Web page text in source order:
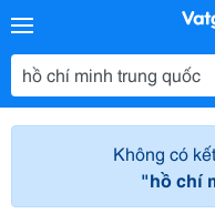
Không có
"hồ chí